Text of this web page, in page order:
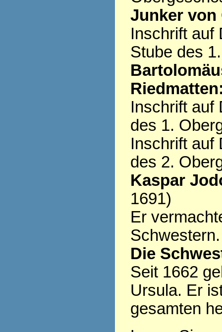
Junker von
Inschrift auf
Stube des
Inschrift auf
des 1.
Inschrift auf
des 2.
Kaspar
1691)
Er
Schwestern.
Die
Seit 1662
Ursula. Er
gesamten